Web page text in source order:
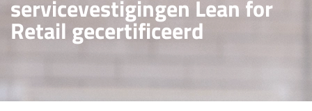
servicevestigingen Lean for
Retail gecertificeerd